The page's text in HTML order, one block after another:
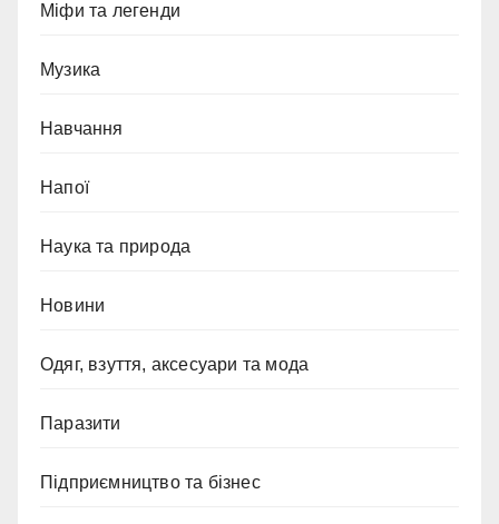
Міфи та легенди
Музика
Навчання
Напої
Наука та природа
Новини
Одяг, взуття, аксесуари та мода
Паразити
Підприємництво та бізнес